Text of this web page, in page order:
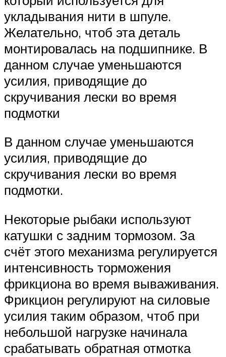
укладывания нити в шпуле.
Желательно, чтоб эта деталь
монтировалась на подшипнике. В
данном случае уменьшаются
усилия, приводящие до
скручивания лески во время
подмотки
В данном случае уменьшаются
усилия, приводящие до
скручивания лески во время
подмотки.
Некоторые рыбаки используют
катушки с задним тормозом. За
счёт этого механизма регулируется
интенсивность торможения
фрикциона во время вываживания.
Фрикцион регулируют на силовые
усилия таким образом, чтоб при
небольшой нагрузке начинала
срабатывать обратная отмотка